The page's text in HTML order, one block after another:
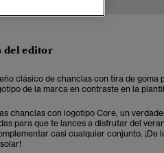
del editor
clásico de chanclas con tira de goma
de la marca en contraste en la
chanclas con logotipo Core, un
para que te lances a disfrutar del
casi cualquier conjunto. ¡De